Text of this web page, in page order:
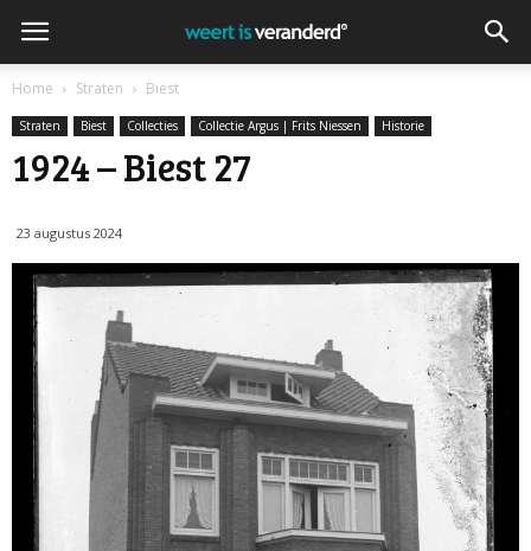
Home Straten Biest
Straten Biest Collecties Collectie Argus | Frits Niessen Historie
1924 – Biest 27
23 augustus 2024